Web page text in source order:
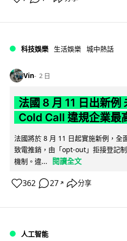
科技娛樂 生活娛樂 城中熱話
Vin 2 日
法國 8 月 11 日出新例
Cold Call 違規企業最
法國將於 8 月 11 日起實施新例，全
致電推銷，由「opt-out」拒接登記
機制。違...
閱讀全文
362 27 ↗ 分享
人工智能